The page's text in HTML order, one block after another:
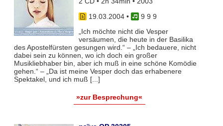
19.03.2004•
9 9 9
„Ich möchte nicht die Vesper
versäumen, die heute in der Basilika
des Apostelfürsten gesungen wird.“ – „Ich bedauere, nicht
dabei sein zu können, wo ich doch ein großer
Musikliebhaber bin, aber ich muß in eine schöne Komödie
gehen.“ – „Da ist meine Vesper doch das erhabenere
Spektakel, und ich muß [...]
»zur Besprechung«